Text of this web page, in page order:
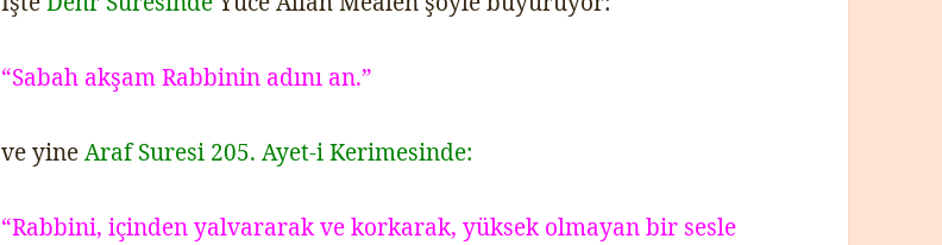
“Sabah akşam Rabbinin adını an.”
ve yineAraf Suresi 205. Ayet-i Kerimesinde:
“Rabbini, içinden yalvararak ve korkarak, yüksek olmayan bir sesle